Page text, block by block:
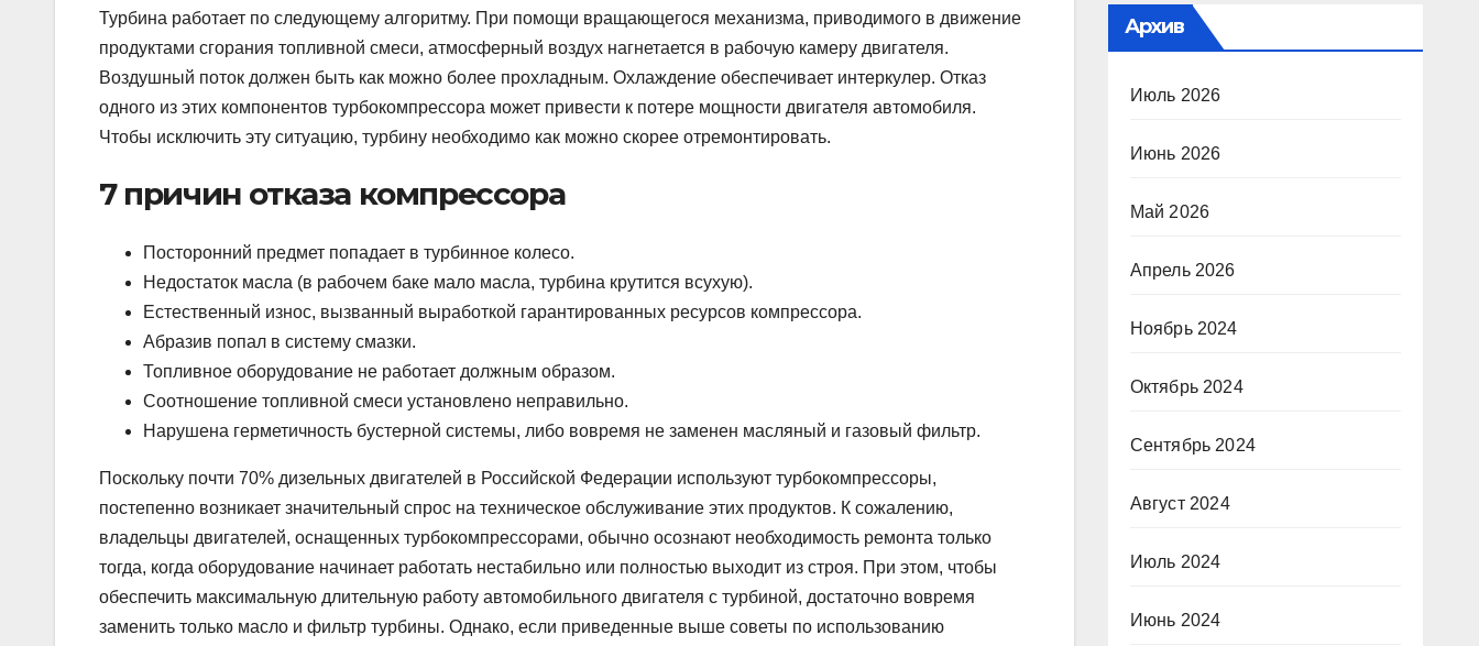
Турбина работает по следующему алгоритму. При помощи вращающегося механизма, приводимого в движение
продуктами сгорания топливной смеси, атмосферный воздух нагнетается в рабочую камеру двигателя.
Воздушный поток должен быть как можно более прохладным. Охлаждение обеспечивает интеркулер. Отказ
одного из этих компонентов турбокомпрессора может привести к потере мощности двигателя автомобиля.
Чтобы исключить эту ситуацию, турбину необходимо как можно скорее отремонтировать.
7 причин отказа компрессора
Посторонний предмет попадает в турбинное колесо.
Недостаток масла (в рабочем баке мало масла, турбина крутится всухую).
Естественный износ, вызванный выработкой гарантированных ресурсов компрессора.
Абразив попал в систему смазки.
Топливное оборудование не работает должным образом.
Соотношение топливной смеси установлено неправильно.
Нарушена герметичность бустерной системы, либо вовремя не заменен масляный и газовый фильтр.
Поскольку почти 70% дизельных двигателей в Российской Федерации используют турбокомпрессоры,
постепенно возникает значительный спрос на техническое обслуживание этих продуктов. К сожалению,
владельцы двигателей, оснащенных турбокомпрессорами, обычно осознают необходимость ремонта только
тогда, когда оборудование начинает работать нестабильно или полностью выходит из строя. При этом, чтобы
обеспечить максимальную длительную работу автомобильного двигателя с турбиной, достаточно вовремя
заменить только масло и фильтр турбины. Однако, если приведенные выше советы по использованию
Архив
Июль 2026
Июнь 2026
Май 2026
Апрель 2026
Ноябрь 2024
Октябрь 2024
Сентябрь 2024
Август 2024
Июль 2024
Июнь 2024